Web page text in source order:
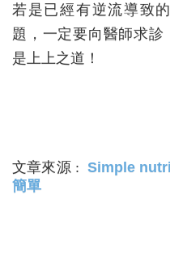
若是已經有逆流導致
題，一定要向醫師求
是上上之道！
文章來源 :Simple
簡單